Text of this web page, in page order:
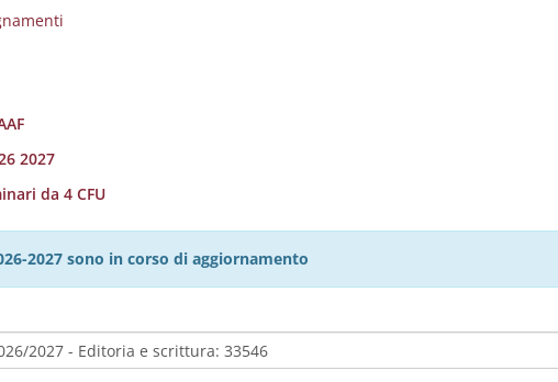
2027
da 4 CFU
2027 sono in corso di aggiornamento